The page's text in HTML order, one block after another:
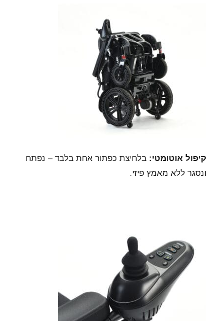
קיפול אוטומטי: בלחיצת כפתור אחת בלבד – נפתח
ונסגר ללא מאמץ פיזי.